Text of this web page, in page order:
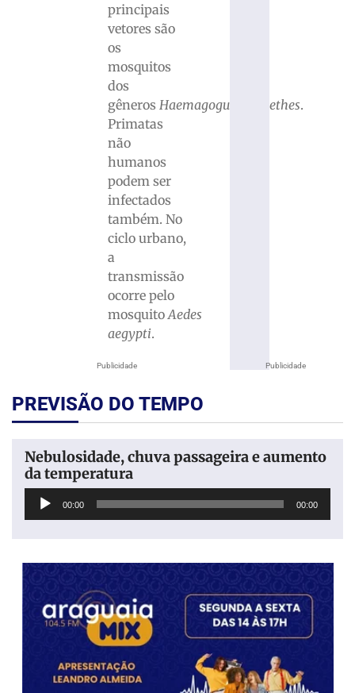
Publicidade
principais
vetores são
os
mosquitos
dos
gêneros Haemagogus Sabethes.
Primatas
não
humanos
podem ser
infectados
também. No
ciclo urbano,
a
transmissão
ocorre pelo
mosquito Aedes
aegypti.
Publicidade
PREVISÃO DO TEMPO
Nebulosidade, chuva passageira e aumento
da temperatura
Tocador
00:00 00:00